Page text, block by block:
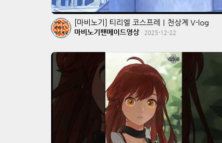
[마비노기] 티리엘 코스프레｜천상계 V-log
마비노기팬메이드영상 · 2025-12-22